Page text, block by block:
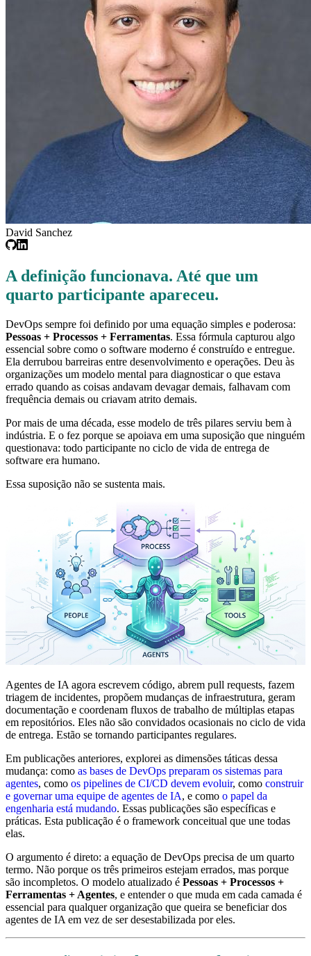
David Sanchez
A definição funcionava. Até que um
quarto participante apareceu.
DevOps sempre foi definido por uma equação simples e poderosa:
Pessoas + Processos + Ferramentas. Essa fórmula capturou algo
essencial sobre como o software moderno é construído e entregue.
Ela derrubou barreiras entre desenvolvimento e operações. Deu às
organizações um modelo mental para diagnosticar o que estava
errado quando as coisas andavam devagar demais, falhavam com
frequência demais ou criavam atrito demais.
Por mais de uma década, esse modelo de três pilares serviu bem à
indústria. E o fez porque se apoiava em uma suposição que ninguém
questionava: todo participante no ciclo de vida de entrega de
software era humano.
Essa suposição não se sustenta mais.
Agentes de IA agora escrevem código, abrem pull requests, fazem
triagem de incidentes, propõem mudanças de infraestrutura, geram
documentação e coordenam fluxos de trabalho de múltiplas etapas
em repositórios. Eles não são convidados ocasionais no ciclo de vida
de entrega. Estão se tornando participantes regulares.
Em publicações anteriores, explorei as dimensões táticas dessa
mudança: como as bases de DevOps preparam os sistemas para
agentes, como os pipelines de CI/CD devem evoluir, como construir
e governar uma equipe de agentes de IA, e como o papel da
engenharia está mudando. Essas publicações são específicas e
práticas. Esta publicação é o framework conceitual que une todas
elas.
O argumento é direto: a equação de DevOps precisa de um quarto
termo. Não porque os três primeiros estejam errados, mas porque
são incompletos. O modelo atualizado é Pessoas + Processos +
Ferramentas + Agentes, e entender o que muda em cada camada é
essencial para qualquer organização que queira se beneficiar dos
agentes de IA em vez de ser desestabilizada por eles.